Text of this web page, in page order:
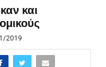
και
2019